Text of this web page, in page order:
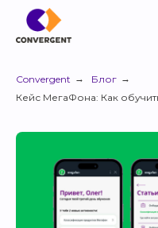
Convergent → Блог →
Кейс МегаФона: Как